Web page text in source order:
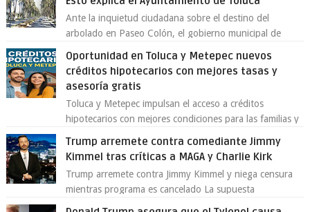
Ante la inquietud ciudadana sobre el destino del
arbolado en Paseo Colón, el gobierno municipal de
Oportunidad en Toluca y Metepec nuevos
créditos hipotecarios con mejores tasas y
asesoría gratis
Toluca y Metepec impulsan el acceso a créditos
hipotecarios con mejores condiciones para las familias y
Trump arremete contra comediante Jimmy
Kimmel tras críticas a MAGA y Charlie Kirk
Trump arremete contra Jimmy Kimmel y niega censura
mientras programa es cancelado La supuesta